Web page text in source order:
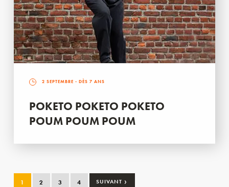
2 SEPTEMBRE - DÈS 7 ANS
POKETO POKETO POKETO
POUM POUM POUM
1 2 3 4 SUIVANT ›